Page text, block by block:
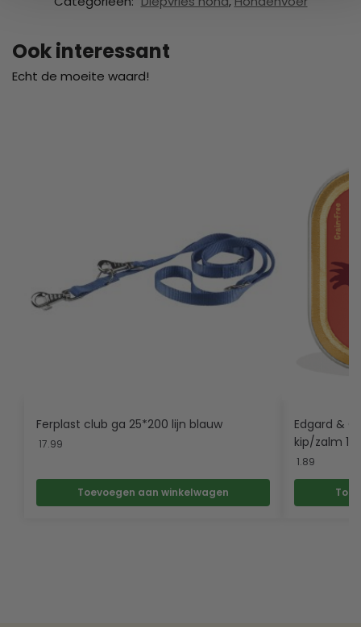
Ook interessant
Echt de moeite waard!
Ferplast club ga 25*200 lijn blauw
17.99
Toevoegen aan winkelwagen
Edgard &
kip/zalm
1.89